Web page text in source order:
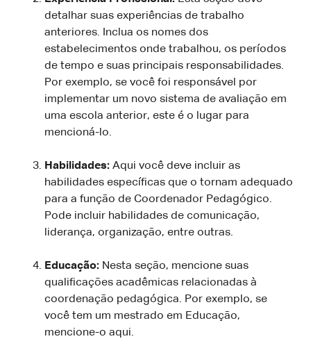
detalhar suas experiências de trabalho
anteriores. Inclua os nomes dos
estabelecimentos onde trabalhou, os períodos
de tempo e suas principais responsabilidades.
Por exemplo, se você foi responsável por
implementar um novo sistema de avaliação em
uma escola anterior, este é o lugar para
mencioná-lo.
Habilidades: Aqui você deve incluir as
habilidades específicas que o tornam adequado
para a função de Coordenador Pedagógico.
Pode incluir habilidades de comunicação,
liderança, organização, entre outras.
Educação: Nesta seção, mencione suas
qualificações acadêmicas relacionadas à
coordenação pedagógica. Por exemplo, se
você tem um mestrado em Educação,
mencione-o aqui.